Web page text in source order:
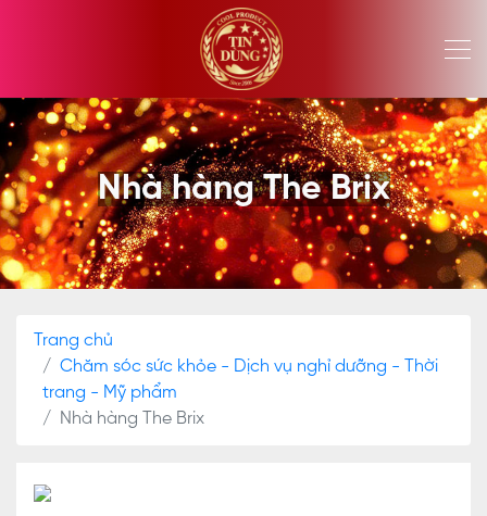
Nhà hàng The Brix
Trang chủ
Chăm sóc sức khỏe - Dịch vụ nghỉ dưỡng - Thời
trang - Mỹ phẩm
Nhà hàng The Brix